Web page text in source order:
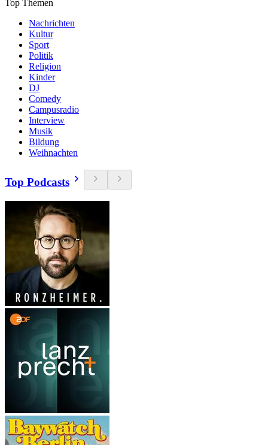
Top Themen
Nachrichten
Kultur
Sport
Politik
Religion
Kinder
DJ
Comedy
Campusradio
Interview
Musik
Bildung
Weihnachten
Top Podcasts